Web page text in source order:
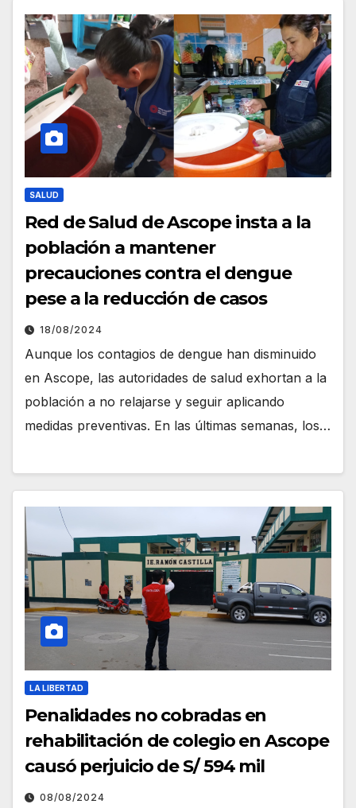
SALUD
Red de Salud de Ascope insta a la
población a mantener
precauciones contra el dengue
pese a la reducción de casos
18/08/2024
Aunque los contagios de dengue han disminuido
en Ascope, las autoridades de salud exhortan a la
población a no relajarse y seguir aplicando
medidas preventivas. En las últimas semanas, los…
LA LIBERTAD
Penalidades no cobradas en
rehabilitación de colegio en Ascope
causó perjuicio de S/ 594 mil
08/08/2024